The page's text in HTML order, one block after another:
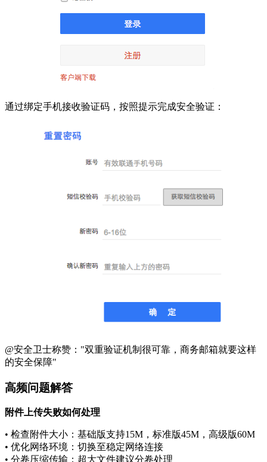
通过绑定手机接收验证码，按照提示完成安全验证：
@安全卫士称赞："双重验证机制很可靠，商务邮箱就要这样
的安全保障"
高频问题解答
附件上传失败如何处理
• 检查附件大小：基础版支持15M，标准版45M，高级版60M
• 优化网络环境：切换至稳定网络连接
• 分卷压缩传输：超大文件建议分卷处理